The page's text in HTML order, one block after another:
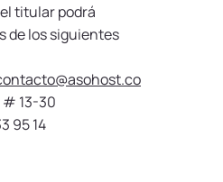
titular podrá
de los siguientes
# 13-30
95 14